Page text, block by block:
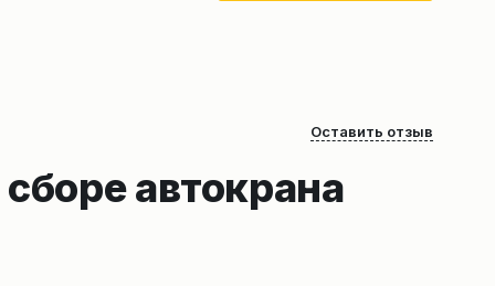
Оставить отзыв
автокрана